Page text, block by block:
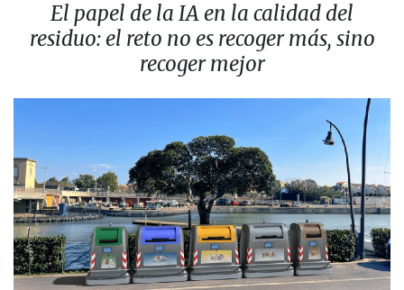
El papel de la IA en la calidad del
residuo: el reto no es recoger más, sino
recoger mejor